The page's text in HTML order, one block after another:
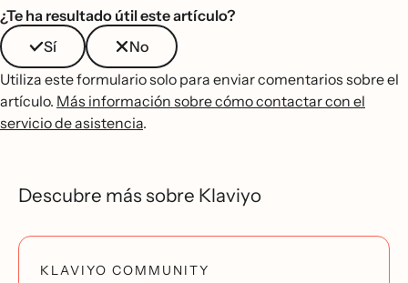
¿Te ha resultado útil este artículo?
Sí
No
Utiliza este formulario solo para enviar comentarios sobre el
artículo. Más información sobre cómo contactar con el
servicio de asistencia.
Descubre más sobre Klaviyo
KLAVIYO COMMUNITY